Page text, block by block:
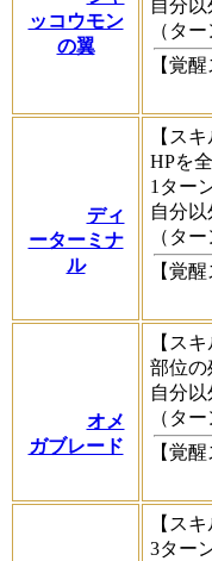
ッコウモン
の翼
自分以
（ター
【覚
ディ
ーターミナ
ル
【スキ
HPを
1ター
自分以
（タ
【覚
オメ
ガブレード
【スキ
部位の
自分以
（ター
【覚
【スキ
3ター